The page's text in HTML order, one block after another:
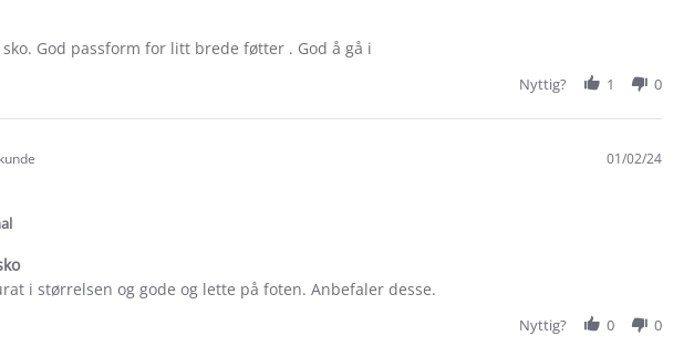
sko. God passform for litt brede føtter . God å gå i
Nyttig? 1 0
01/02/24
i størrelsen og gode og lette på foten. Anbefaler desse.
Nyttig? 0 0